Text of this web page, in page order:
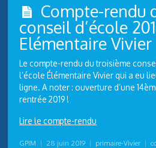
Compte-rendu
conseil d’école
Elémentaire Vivier
Le compte-rendu du troisième
l’école Élémentaire Vivier qui a eu
ligne. A noter : ouverture d’une
rentrée 2019 !
Lire le compte-rendu
GPIM | 28 juin 2019 | primaire-Vivier |